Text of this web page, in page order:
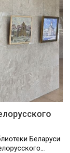
Беларуси